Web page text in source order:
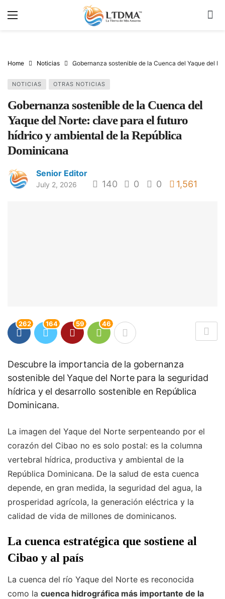
Home Noticias Gobernanza sostenible de la Cuenca del Yaque del
NOTICIAS OTRAS NOTICIAS
Gobernanza sostenible de la Cuenca del
Yaque del Norte: clave para el futuro
hídrico y ambiental de la República
Dominicana
Senior Editor
July 2, 2026 140 0 0 1,561
262 164 59 46
Descubre la importancia de la gobernanza
sostenible del Yaque del Norte para la seguridad
hídrica y el desarrollo sostenible en República
Dominicana.
La imagen del Yaque del Norte serpenteando por el
corazón del Cibao no es solo postal: es la columna
vertebral hídrica, productiva y ambiental de la
República Dominicana. De la salud de esta cuenca
depende, en gran medida, la seguridad del agua, la
prosperidad agrícola, la generación eléctrica y la
calidad de vida de millones de dominicanos.
La cuenca estratégica que sostiene al
Cibao y al país
La cuenca del río Yaque del Norte es reconocida
como la cuenca hidrográfica más importante de la